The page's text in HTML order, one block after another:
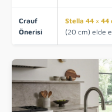
Crauf
Önerisi
Stella 44 × 44
(20 cm) elde